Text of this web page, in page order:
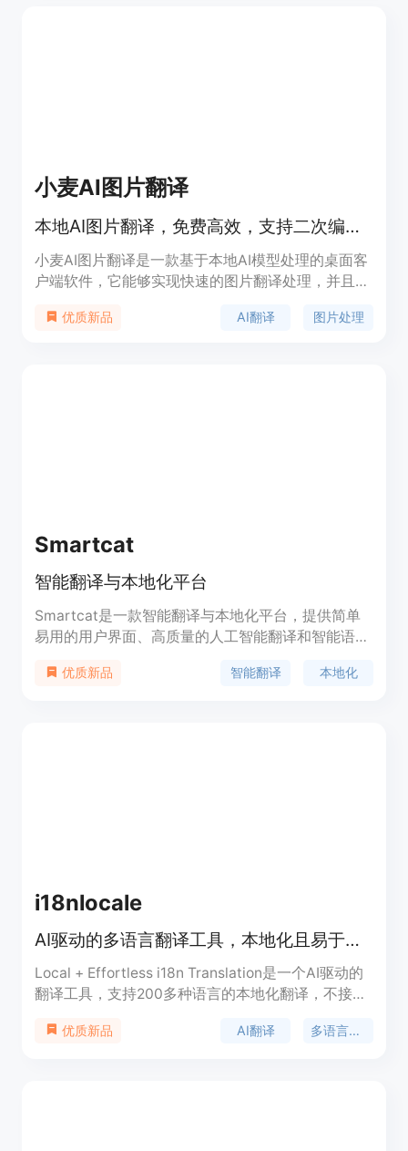
小麦AI图片翻译
本地AI图片翻译，免费高效，支持二次编辑。
小麦AI图片翻译是一款基于本地AI模型处理的桌面客
户端软件，它能够实现快速的图片翻译处理，并且完
脑上运行，支持批量处理图片，并且支持多种语言翻
优质新品 AI翻译 图片处理
Smartcat
智能翻译与本地化平台
Smartcat是一款智能翻译与本地化平台，提供简单
易用的用户界面、高质量的人工智能翻译和智能语言
业实现多语言服务。
优质新品 智能翻译 本地化
i18nlocale
AI驱动的多语言翻译工具，本地化且易于使用。
Local + Effortless i18n Translation是一个AI驱动的
翻译工具，支持200多种语言的本地化翻译，不接触
买的可负担价格，并且提供免费试用，以帮助企业轻
优质新品 AI翻译 多语言支持